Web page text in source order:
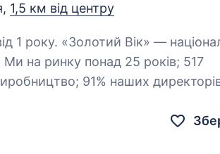
1,5 км від центру
— національна